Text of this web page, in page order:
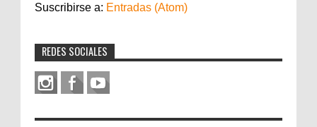
Suscribirse a: Entradas (Atom)
REDES SOCIALES